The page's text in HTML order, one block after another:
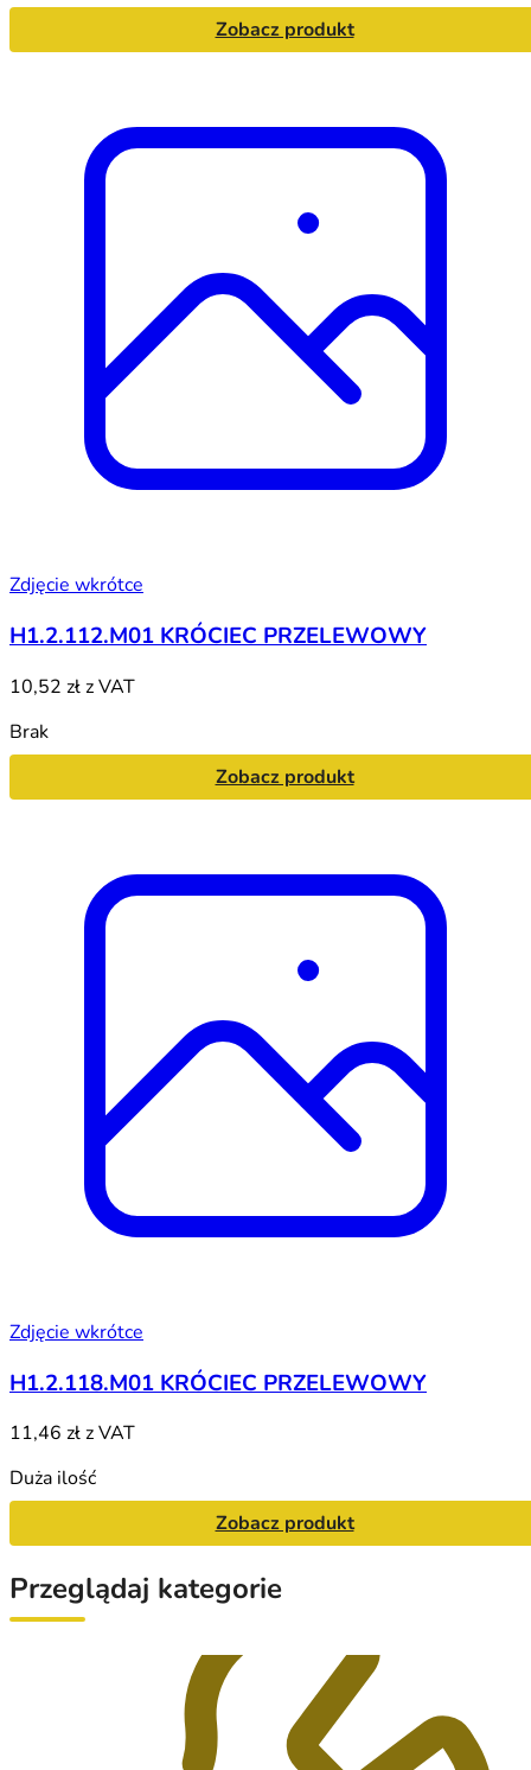
Zobacz produkt
Zdjęcie wkrótce
H1.2.112.M01 KRÓCIEC PRZELEWOWY
10,52 złz VAT
Brak
Zobacz produkt
Zdjęcie wkrótce
H1.2.118.M01 KRÓCIEC PRZELEWOWY
11,46 złz VAT
Duża ilość
Zobacz produkt
Przeglądaj kategorie